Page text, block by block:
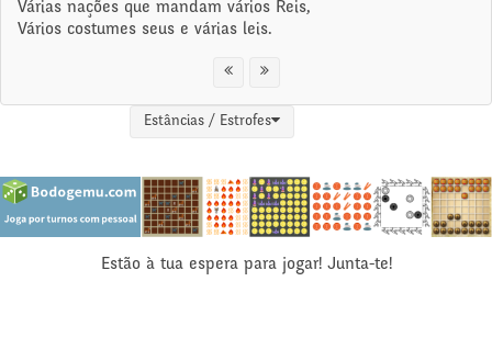
Várias nações que mandam vários Reis,
Vários costumes seus e várias leis.
Estâncias / Estrofes
Estão à tua espera para jogar! Junta-te!